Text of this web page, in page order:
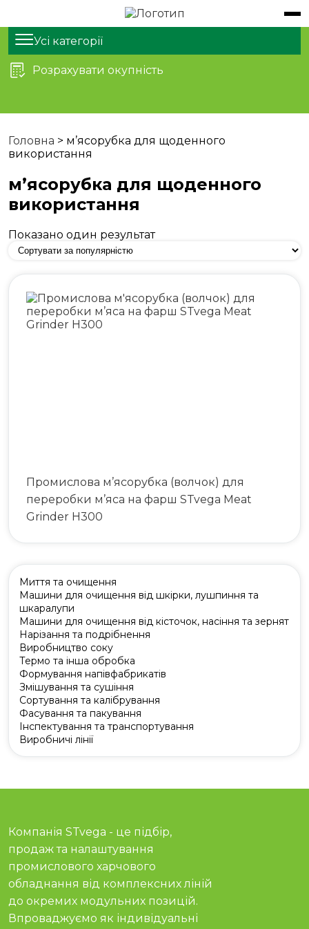
Обладнання
Послуги
Усі категорії
Розрахувати окупність
Головна > м’ясорубка для щоденного
використання
м’ясорубка для щоденного
використання
Показано один результат
Промислова м’ясорубка (волчок) для
переробки м’яса на фарш STvega Meat
Grinder H300
Миття та очищення
Машини для очищення від шкірки, лушпиння та
шкаралупи
Машини для очищення від кісточок, насіння та зернят
Нарізання та подрібнення
Виробництво соку
Термо та інша обробка
Формування напівфабрикатів
Змішування та сушіння
Сортування та калібрування
Фасування та пакування
Інспектування та транспортування
Виробничі лінії
Компанія STvega - це підбір,
продаж та налаштування
промислового харчового
обладнання від комплексних ліній
до окремих модульних позицій.
Впроваджуємо як індивідуальні